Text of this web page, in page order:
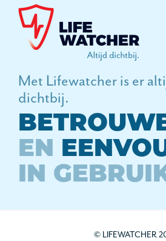
EN
IN
Met Lifewatcher is er
dichtbij.
© LIFEWATCHER